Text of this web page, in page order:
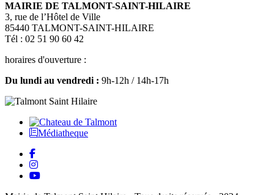
MAIRIE DE TALMONT-SAINT-HILAIRE
3, rue de l’Hôtel de Ville
85440 TALMONT-SAINT-HILAIRE
Tél : 02 51 90 60 42
horaires d'ouverture :
Du lundi au vendredi : 9h-12h / 14h-17h
Médiatheque